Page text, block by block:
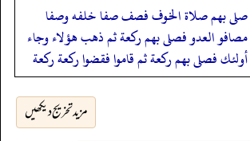
صلى بهم صلاة الخوف فصف صفا خلفه وصفا
مصافو العدو فصلى بهم ركعة ثم ذهب هؤلاء وجاء
أولئك فصلى بهم ركعة ثم قاموا فقضوا ركعة ركعة
مزید تخریج دیکھیں